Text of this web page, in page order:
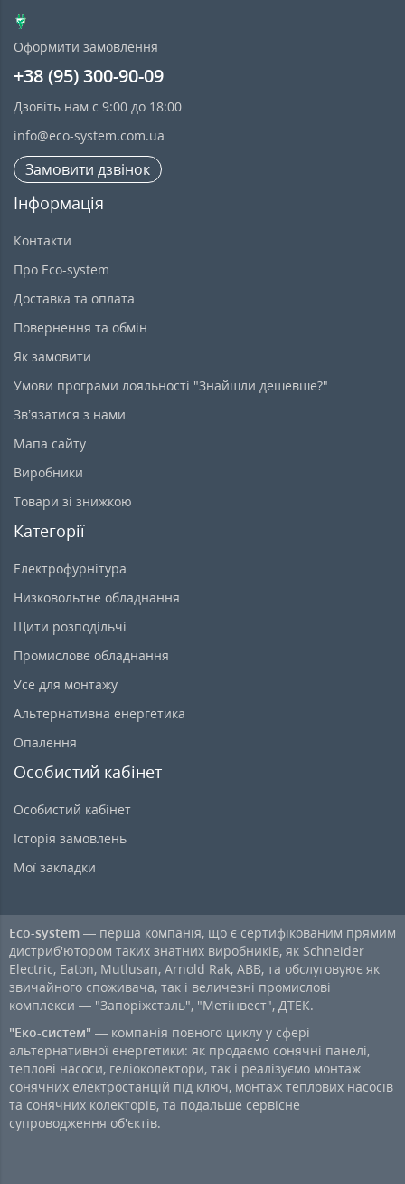
Оформити замовлення
+38 (95) 300-90-09
Дзовіть нам с 9:00 до 18:00
info@eco-system.com.ua
Замовити дзвінок
Інформація
Контакти
Про Eco-system
Доставка та оплата
Повернення та обмін
Як замовити
Умови програми лояльності "Знайшли дешевше?"
Зв’язатися з нами
Мапа сайту
Виробники
Товари зі знижкою
Категорії
Електрофурнітура
Низковольтне обладнання
Щити розподільчі
Промислове обладнання
Усе для монтажу
Альтернативна енергетика
Опалення
Особистий кабінет
Особистий кабінет
Історія замовлень
Мої закладки
Eco-system — перша компанія, що є сертифікованим прямим
дистриб'ютором таких знатних виробників, як Schneider
Electric, Eaton, Mutlusan, Arnold Rak, ABB, та обслуговуює як
звичайного споживача, так і величезні промислові
комплекси — "Запоріжсталь", "Метінвест", ДТЕК.
"Еко-систем" — компанія повного циклу у сфері
альтернативної енергетики: як продаємо сонячні панелі,
теплові насоси, геліоколектори, так і реалізуємо монтаж
сонячних електростанцій під ключ, монтаж теплових насосів
та сонячних колекторів, та подальше сервісне
супроводження об'єктів.